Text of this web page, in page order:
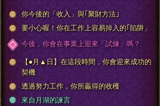
你今後的「收入」與｢聚財方法｣
要小心喔！你在工作上容易掉入的｢陷阱」
今後，你會在事業上迎來「試煉」嗎？
【●月▲日】在這段時間，你會迎來成功的
契機
透過努力工作，你所贏得的收穫
來自月湖的諫言